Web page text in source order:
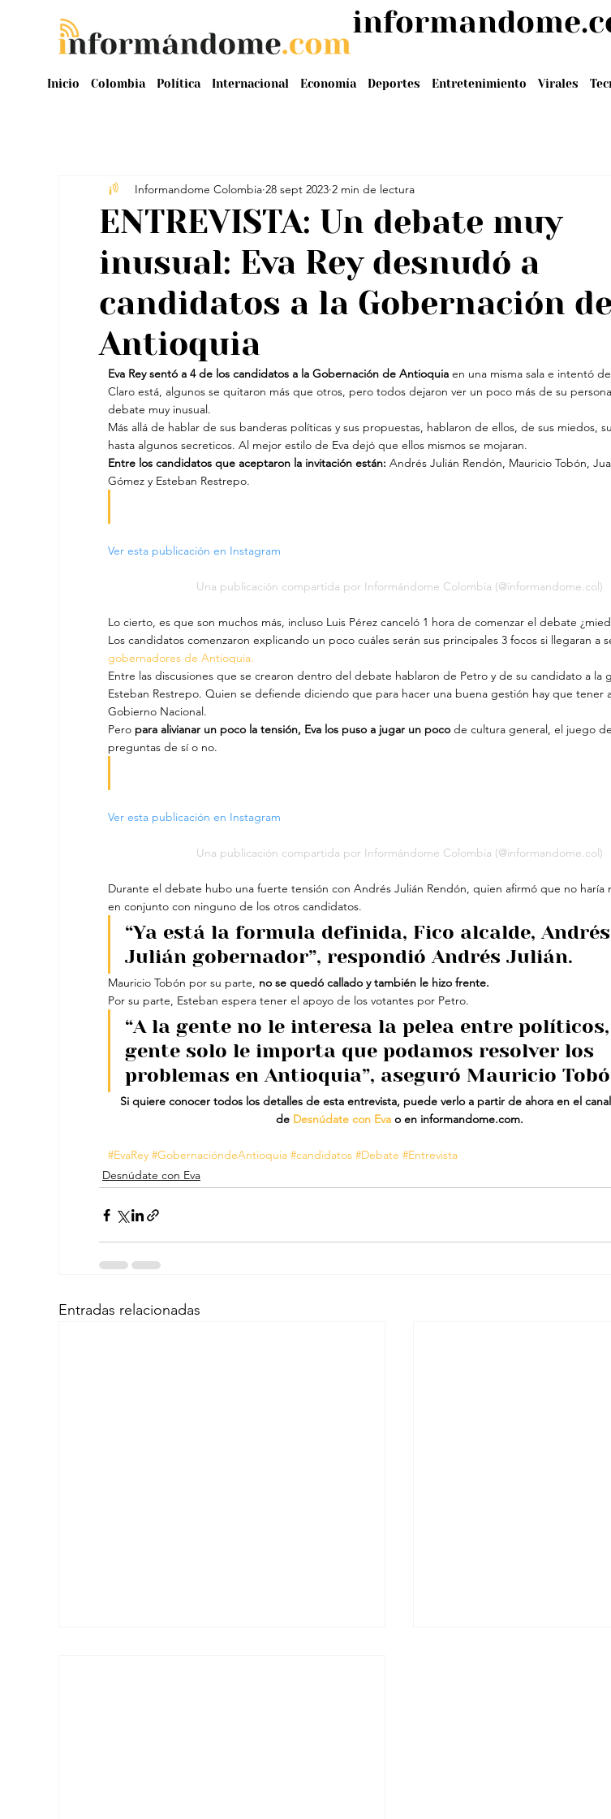
Inicio Colombia Política Internacional Economía Deportes Entretenimiento Virales
ENTREVISTA: Un debate muy
inusual: Eva Rey desnudó a
candidatos a la Gobernación de
Antioquia
Informandome Colombia 28 sept 2023 2 min de lectura
Eva Rey sentó a 4 de los candidatos a la Gobernación de Antioquia en una misma sala e intentó
Claro está, algunos se quitaron más que otros, pero todos dejaron ver un poco más de su
debate muy inusual.
Más allá de hablar de sus banderas políticas y sus propuestas, hablaron de ellos, de sus miedos,
hasta algunos secreticos. Al mejor estilo de Eva dejó que ellos mismos se mojaran.
Entre los candidatos que aceptaron la invitación están: Andrés Julián Rendón, Mauricio Tobón,
Gómez y Esteban Restrepo.
Ver esta publicación en Instagram
Una publicación compartida por Informándome Colombia (@informandome.col)
Lo cierto, es que son muchos más, incluso Luis Pérez canceló 1 hora de comenzar el debate
Los candidatos comenzaron explicando un poco cuáles serán sus principales 3 focos si llegaran a
gobernadores de Antioquia.
Entre las discusiones que se crearon dentro del debate hablaron de Petro y de su candidato a la
Esteban Restrepo. Quien se defiende diciendo que para hacer una buena gestión hay que tener
Gobierno Nacional.
Pero para alivianar un poco la tensión, Eva los puso a jugar un poco de cultura general, el juego
preguntas de sí o no.
Ver esta publicación en Instagram
Una publicación compartida por Informándome Colombia (@informandome.col)
Durante el debate hubo una fuerte tensión con Andrés Julián Rendón, quien afirmó que no haría
en conjunto con ninguno de los otros candidatos.
“Ya está la formula definida, Fico alcalde, Andrés
Julián gobernador”, respondió Andrés Julián.
Mauricio Tobón por su parte, no se quedó callado y también le hizo frente.
Por su parte, Esteban espera tener el apoyo de los votantes por Petro.
“A la gente no le interesa la pelea entre
gente solo le importa que podamos resolver los
problemas en Antioquia”, aseguró Mauricio
Si quiere conocer todos los detalles de esta entrevista, puede verlo a partir de ahora en el
de Desnúdate con Eva o en informandome.com.
#EvaRey #GobernacióndeAntioquia #candidatos #Debate #Entrevista
Desnúdate con Eva
Entradas relacionadas